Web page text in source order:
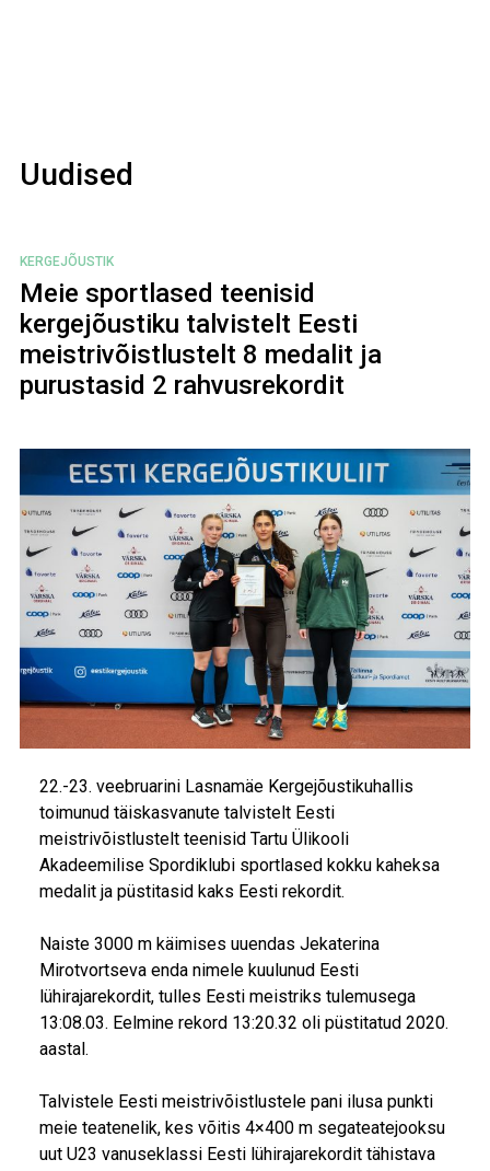
Uudised
KERGEJÕUSTIK
Meie sportlased teenisid
kergejõustiku talvistelt Eesti
meistrivõistlustelt 8 medalit ja
purustasid 2 rahvusrekordit
22.-23. veebruarini Lasnamäe Kergejõustikuhallis
toimunud täiskasvanute talvistelt Eesti
meistrivõistlustelt teenisid Tartu Ülikooli
Akadeemilise Spordiklubi sportlased kokku kaheksa
medalit ja püstitasid kaks Eesti rekordit.
Naiste 3000 m käimises uuendas Jekaterina
Mirotvortseva enda nimele kuulunud Eesti
lühirajarekordit, tulles Eesti meistriks tulemusega
13:08.03. Eelmine rekord 13:20.32 oli püstitatud 2020.
aastal.
Talvistele Eesti meistrivõistlustele pani ilusa punkti
meie teatenelik, kes võitis 4×400 m segateatejooksu
uut U23 vanuseklassi Eesti lühirajarekordit tähistava